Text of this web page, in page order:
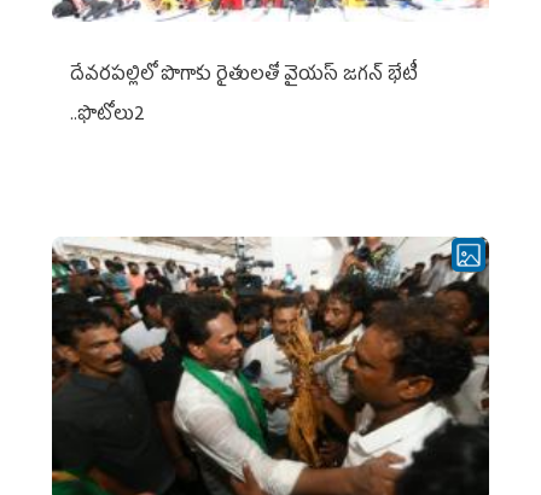
దేవరపల్లిలో పొగాకు రైతులతో వైయస్ జగన్ భేటీ
..ఫొటోలు2